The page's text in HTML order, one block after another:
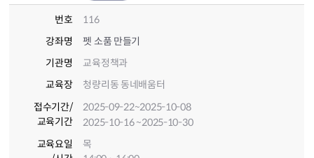
번호
116
강좌명
펫 소품 만들기
기관명
교육정책과
교육장
청량리동 동네배움터
접수기간/
교육기간
2025-09-22~2025-10-08
2025-10-16~2025-10-30
교육요일
목